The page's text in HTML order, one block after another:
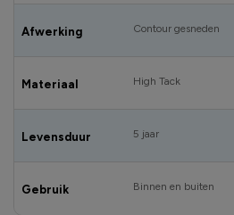
Afwerking Contour gesneden
Materiaal High Tack
Levensduur 5 jaar
Gebruik Binnen en buiten